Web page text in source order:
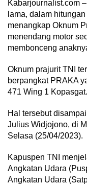
Kabarjournalist.com
lama, dalam
menangkap Oknum
menendang motor
membonceng
Oknum prajurit TNI
berpangkat PRAKA
471 Wing 1 Kopasgat.
Hal tersebut
Julius Widjojono, di
Selasa (25/04/2023).
Kapuspen TNI
Angkatan Udara
Angkatan Udara